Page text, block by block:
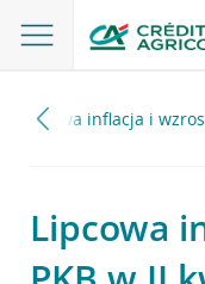
Lipcowa inflacja i
Lipcowa